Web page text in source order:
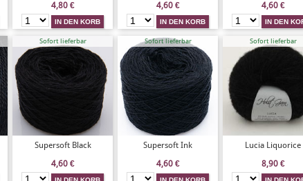
4,80 €
4,60 €
4,60 €
Sofort lieferbar
Supersoft Black
4,60 €
Sofort lieferbar
Supersoft Ink
4,60 €
Sofort lieferbar
Lucia Liquorice
8,90 €